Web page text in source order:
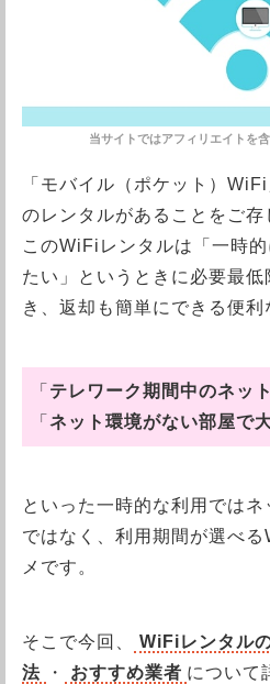
「モバイル（ポケット）
のレンタルがあることをご存
このWiFiレンタルは「一時
たい」というときに必要最
き、返却も簡単にできる便利
「 テレワーク期間中のネッ
「 ネット環境がない部屋で
といった一時的な利用では
ではなく、利用期間が選べ
メです。
そこで今回、 WiFiレンタル
法
・ おすすめ業者 について